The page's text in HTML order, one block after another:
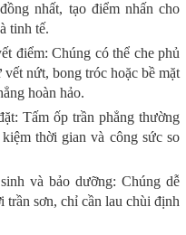
nhất, tạo điểm nhấn cho
tinh tế.
điểm: Chúng có thể che phủ
nứt, bong tróc hoặc bề mặt
hoàn hảo.
Tấm ốp trần phẳng thường
thời gian và công sức so
và bảo dưỡng: Chúng dễ
trần sơn, chỉ cần lau chùi định